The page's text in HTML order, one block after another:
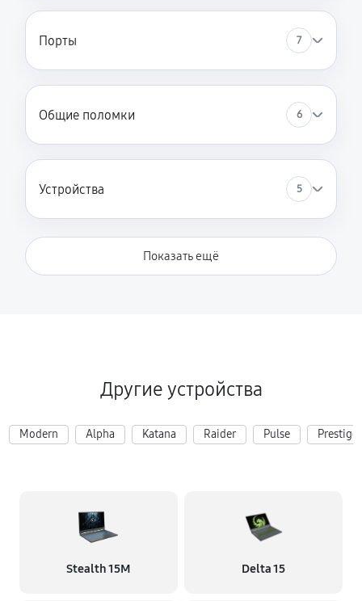
Порты 7
Общие поломки 6
Устройства 5
Показать ещё
Другие устройства
Modern Alpha Katana Raider Pulse Prestige
Stealth 15M Delta 15